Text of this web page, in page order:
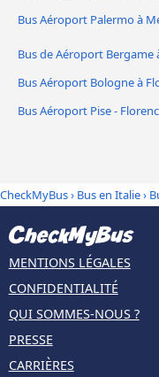
Bus Aéroport Palermo à
Bus de Aéroport Bergame
Bus Aéroport Bologne à
Bus Aéroport Pise -
CheckMyBus› Bus en Italie›
MENTIONS LÉGALES
CONFIDENTIALITÉ
QUI SOMMES-NOUS ?
PRESSE
CARRIÈRES